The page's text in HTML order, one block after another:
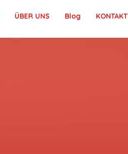
ÜBER UNS Blog KONTAKT